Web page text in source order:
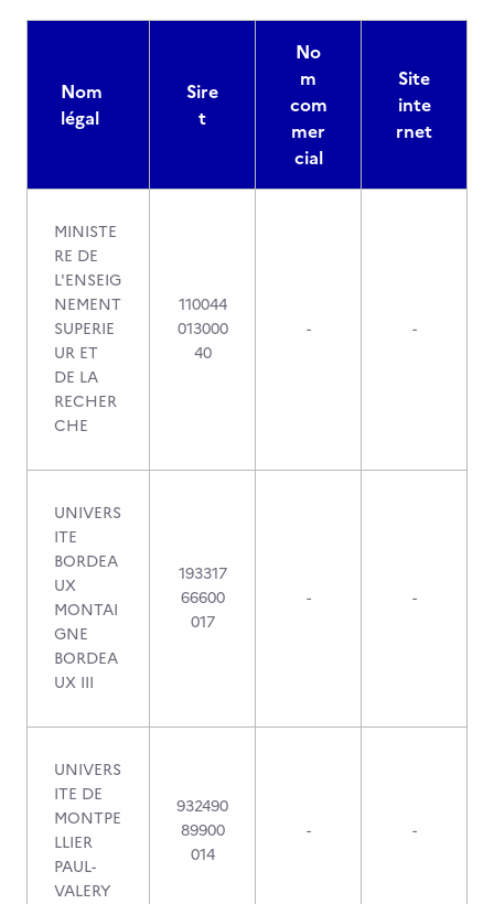
Nom
légal
Sire
t
No
m
com
mer
cial
Site
inte
rnet
MINISTE
RE DE
L'ENSEIG
NEMENT
SUPERIE
UR ET
DE LA
RECHER
CHE
110044
013000
40
- -
UNIVERS
ITE
BORDEA
UX
MONTAI
GNE
BORDEA
UX III
193317
66600
017
- -
UNIVERS
ITE DE
MONTPE
LLIER
PAUL-
VALERY
932490
89900
014
- -